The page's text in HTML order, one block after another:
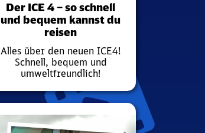
Der ICE 4 – so schnell
und bequem kannst du
reisen
Alles über den neuen ICE4!
Schnell, bequem und
umweltfreundlich!